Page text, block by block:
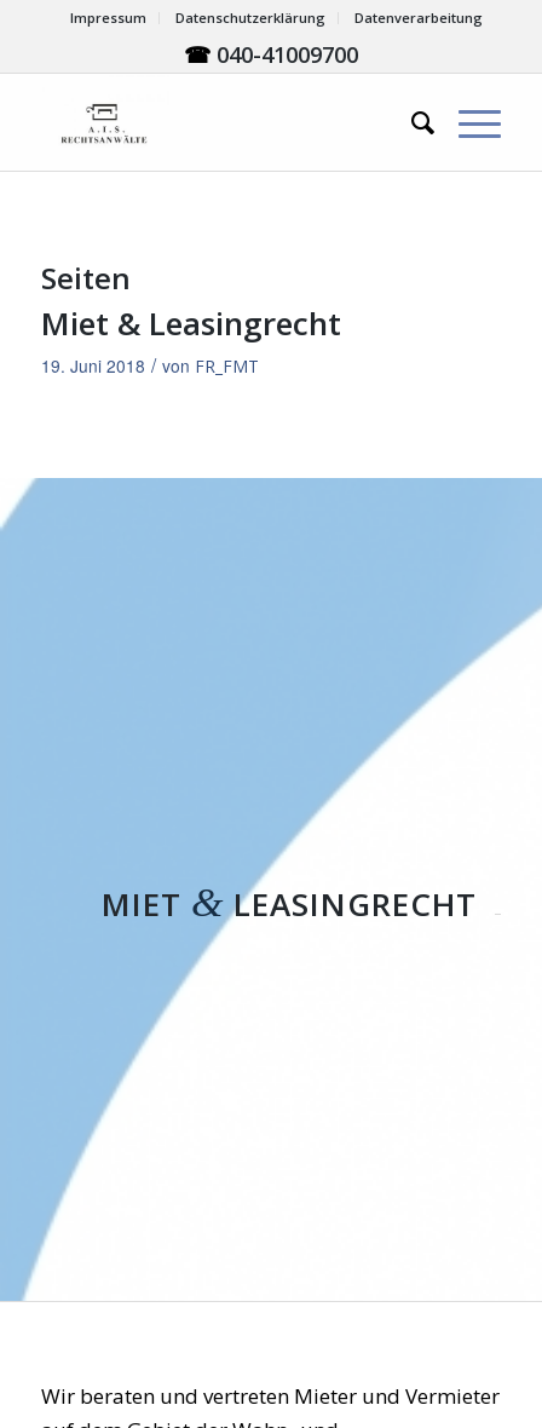
Impressum Datenschutzerklärung Datenverarbeitung
☎ 040-41009700
Seiten
Miet & Leasingrecht
19. Juni 2018 / von FR_FMT
MIET &LEASINGRECHT
Wir beraten und vertreten Mieter und Vermieter